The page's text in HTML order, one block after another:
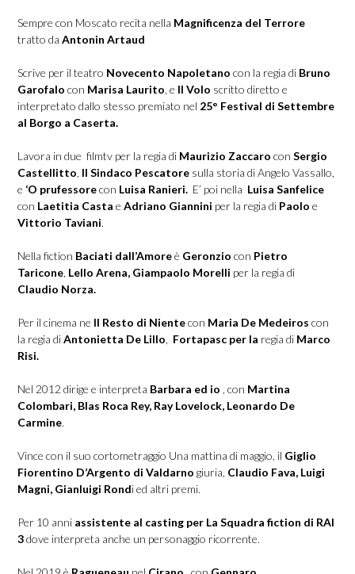
Sempre con Moscato recita nella Magnificenza del Terrore
tratto da Antonin Artaud
Scrive per il teatro Novecento Napoletano con la regia di Bruno
Garofalo con Marisa Laurito, e Il Volo scritto diretto e
interpretato dallo stesso premiato nel 25° Festival di Settembre
al Borgo a Caserta.
Lavora in due filmtv per la regia di Maurizio Zaccaro con Sergio
Castellitto, Il Sindaco Pescatore sulla storia di Angelo Vassallo,
e ‘O prufessorecon Luisa Ranieri. E’ poi nella Luisa Sanfelice
con Laetitia Casta e Adriano Giannini per la regia di Paolo e
Vittorio Taviani.
Nella fiction Baciati dall’Amoreè Geronzio con Pietro
Taricone, Lello Arena, Giampaolo Morelli per la regia di
Claudio Norza.
Per il cinema ne Il Resto di Nientecon Maria De Medeiros con
la regia diAntonietta De Lillo, Fortapasc per la regia di Marco
Risi.
Nel 2012 dirige e interpreta Barbara ed io , con Martina
Colombari, Blas Roca Rey, Ray Lovelock, Leonardo De
Carmine.
Vince con il suo cortometraggio Una mattina di maggio, il Giglio
Fiorentino D’Argento di Valdarno giuria, Claudio Fava, Luigi
Magni, Gianluigi Rondi ed altri premi.
Per 10 anni assistente al casting per La Squadra fiction di RAI
3dove interpreta anche un personaggio ricorrente.